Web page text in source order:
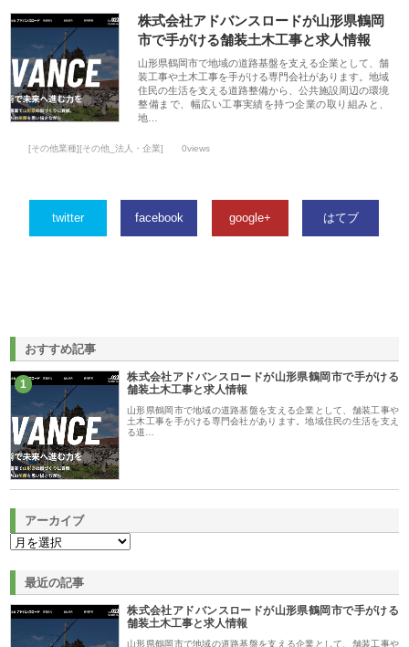
株式会社アドバンスロードが山形県鶴岡
市で手がける舗装土木工事と求人情報
山形県鶴岡市で地域の道路基盤を支える企業として、舗
装工事や土木工事を手がける専門会社があります。地域
住民の生活を支える道路整備から、公共施設周辺の環境
整備まで、幅広い工事実績を持つ企業の取り組みと、
地…
[その他業種][その他_法人・企業] 0views
twitter facebook google+ はてブ
おすすめ記事
1
株式会社アドバンスロードが山形県鶴岡市で手がける
舗装土木工事と求人情報
山形県鶴岡市で地域の道路基盤を支える企業として、舗装工事や
土木工事を手がける専門会社があります。地域住民の生活を支え
る道…
アーカイブ
最近の記事
株式会社アドバンスロードが山形県鶴岡市で手がける
舗装土木工事と求人情報
山形県鶴岡市で地域の道路基盤を支える企業として、舗装工事や